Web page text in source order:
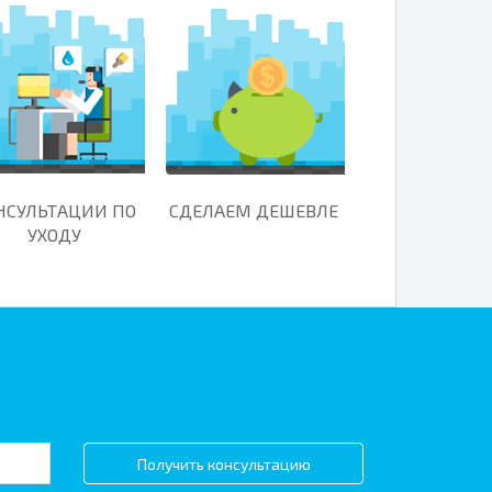
ПО
УХОДУ
СДЕЛАЕМ ДЕШЕВЛЕ
Получить консультацию